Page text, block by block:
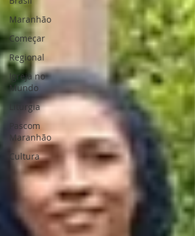
Maranhão
Começar
Regional
Igreja no
Mundo
Liturgia
Pascom
Maranhão
Cultura